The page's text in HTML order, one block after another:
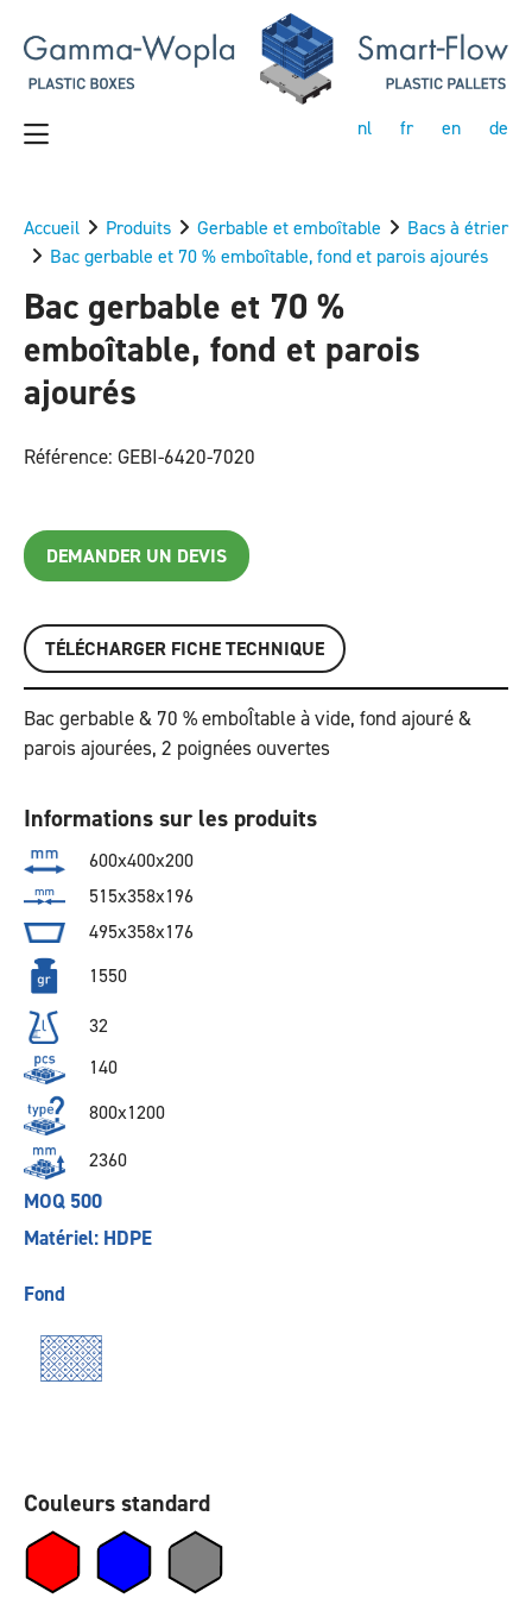
nl fr en de
Accueil Produits Gerbable et emboîtable
Bacs à étrier
Bac gerbable et 70 % emboîtable, fond et parois ajourés
Bac gerbable et 70 %
emboîtable, fond et parois
ajourés
Référence: GEBI-6420-7020
DEMANDER UN DEVIS
TÉLÉCHARGER FICHE TECHNIQUE
Bac gerbable & 70 % emboÎtable à vide, fond ajouré &
parois ajourées, 2 poignées ouvertes
Informations sur les produits
600x400x200
515x358x196
495x358x176
1550
32
140
800x1200
2360
MOQ 500
Matériel: HDPE
Fond
Couleurs standard